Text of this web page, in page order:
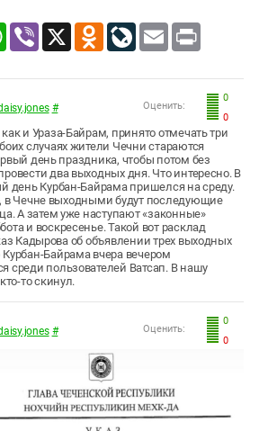
WhatsApp
Viber X Odnoklassniki
LiveJournal
Email Print
0
0
Оценить:
#
и Ураза-Байрам, принято отмечать три
случаях жители Чечни стараются
день праздника, чтобы потом без
два выходных дня. Что интересно. В
день Курбан-Байрама пришелся на среду.
в Чечне выходными будут последующие
А затем уже наступают «законные»
и воскресенье. Такой вот расклад
Кадырова об объявлении трех выходных
Байрама вчера вечером
среди пользователей Ватсап. В нашу
то скинул.
0
0
Оценить:
#